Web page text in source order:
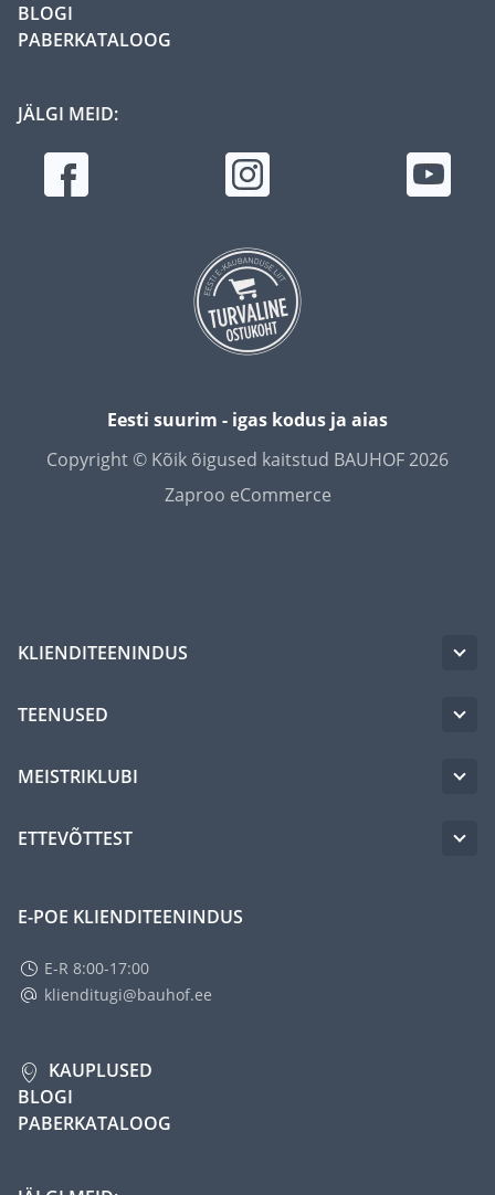
BLOGI
PABERKATALOOG
JÄLGI MEID:
Eesti suurim - igas kodus ja aias
Copyright © Kõik õigused kaitstud BAUHOF 2026
Zaproo eCommerce
KLIENDITEENINDUS
TEENUSED
MEISTRIKLUBI
ETTEVÕTTEST
E-POE KLIENDITEENINDUS
E-R 8:00-17:00
klienditugi@bauhof.ee
KAUPLUSED
BLOGI
PABERKATALOOG